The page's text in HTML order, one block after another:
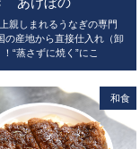
親しまれるうなぎの専門
の産地から直接仕入れ（卸
“蒸さずに焼く”にこ
和食